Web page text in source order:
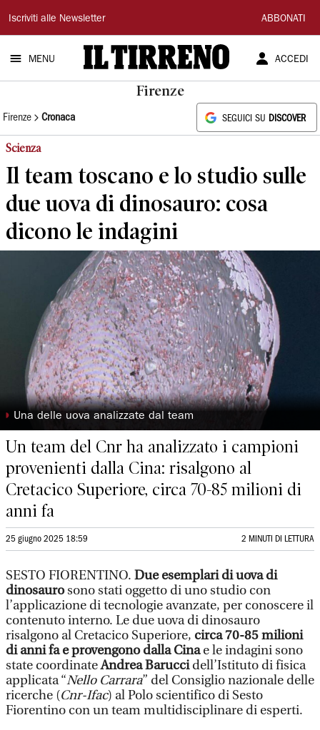
Il
Tirreno
Iscriviti alle Newsletter ABBONATI
MENU ACCEDI
Firenze
Firenze Cronaca SEGUICI SU DISCOVER
Scienza
Il team toscano e lo studio sulle
due uova di dinosauro: cosa
dicono le indagini
◗ Una delle uova analizzate dal team
Un team del Cnr ha analizzato i campioni
provenienti dalla Cina: risalgono al
Cretacico Superiore, circa 70-85 milioni di
anni fa
25 giugno 2025 18:59 2 MINUTI DI LETTURA
SESTO FIORENTINO. Due esemplari di uova di
dinosaurosono stati oggetto di uno studio con
l’applicazione di tecnologie avanzate, per conoscere il
contenuto interno. Le due uova di dinosauro
risalgono al Cretacico Superiore, circa 70-85 milioni
di anni fa e provengono dalla Cinae le indagini sono
state coordinateAndrea Baruccidell’Istituto di fisica
applicata “Nello Carrara” del Consiglio nazionale delle
ricerche (Cnr-Ifac) al Polo scientifico di Sesto
Fiorentino con un team multidisciplinare di esperti.